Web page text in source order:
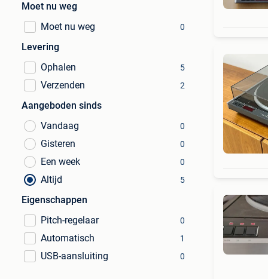
Moet nu weg
Moet nu weg
0
Levering
Ophalen
5
Verzenden 2
Aangeboden sinds
Vandaag
0
Gisteren 0
Een week 0
Altijd 5
Eigenschappen
Pitch-regelaar
0
Automatisch 1
USB-aansluiting 0